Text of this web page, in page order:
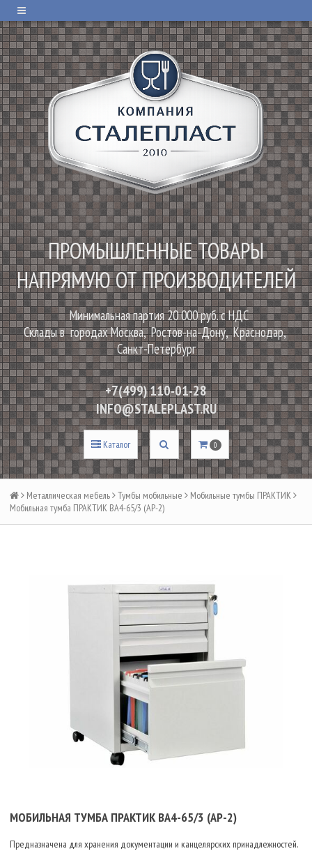
ПРОМЫШЛЕННЫЕ ТОВАРЫ
НАПРЯМУЮ ОТ ПРОИЗВОДИТЕЛЕЙ
Минимальная партия 20 000 руб. с НДС
Склады в городах Москва, Ростов-на-Дону, Краснодар,
Санкт-Петербург
+7(499) 110-01-28
INFO@STALEPLAST.RU
Каталог 0
Металлическая мебель Тумбы мобильные
Мобильные тумбы ПРАКТИК
Мобильная тумба ПРАКТИК BA4-65/3 (АР-2)
МОБИЛЬНАЯ ТУМБА ПРАКТИК BA4-65/3 (АР-2)
Предназначена для хранения документации и канцелярских принадлежностей.